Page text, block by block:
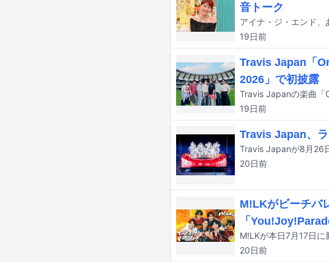
音トーク
19日前
Travis Japan「
2026」で初披露
19日前
Travis Japan、
20日前
M!LKがビーチバ
「
20日前